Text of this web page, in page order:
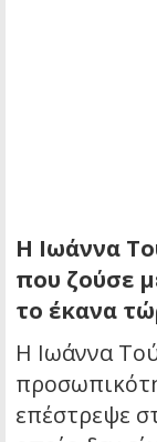
Η Ιωάννα
που ζούσε
το έκανα
Η Ιωάννα
επέστρεψε